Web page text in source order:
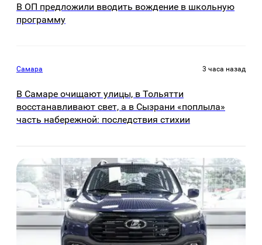
В ОП предложили вводить вождение в школьную
программу
Самара 3 часа назад
В Самаре очищают улицы, в Тольятти
восстанавливают свет, а в Сызрани «поплыла»
часть набережной: последствия стихии